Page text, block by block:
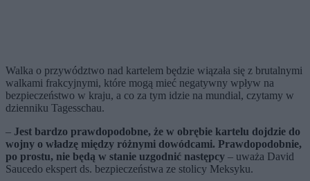
Walka o przywództwo nad kartelem będzie wiązała się z brutalnymi
walkami frakcyjnymi, które mogą mieć negatywny wpływ na
bezpieczeństwo w kraju, a co za tym idzie na mundial, czytamy w
dzienniku Tagesschau.
– Jest bardzo prawdopodobne, że w obrębie kartelu dojdzie do
wojny o władzę między różnymi dowódcami. Prawdopodobnie,
po prostu, nie będą w stanie uzgodnić następcy – uważa David
Saucedo ekspert ds. bezpieczeństwa ze stolicy Meksyku.